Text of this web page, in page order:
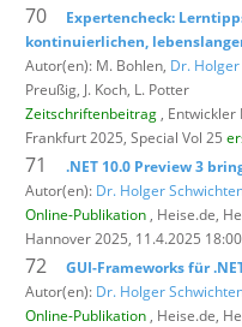
70
Expertencheck:
kontinuierlichen,
Autor(en): M. Bohlen, Dr.
Preußig, J. Koch, L. Potter
Zeitschriftenbeitrag , Entwickler
Frankfurt 2025, Special Vol 25
71
.NET 10.0 Preview 3
Autor(en): Dr. Holger
Online-Publikation , Heise.de,
Hannover 2025, 11.4.2025
72
GUI-Frameworks für
Autor(en): Dr. Holger
Online-Publikation , Heise.de,